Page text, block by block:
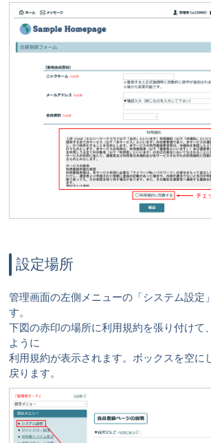
設定場所
管理画面の左側メニューの「システム設定
す。
下図の赤印の場所に利用規約を張り付けて
ように
利用規約が表示されます。ボックスを空に
戻ります。